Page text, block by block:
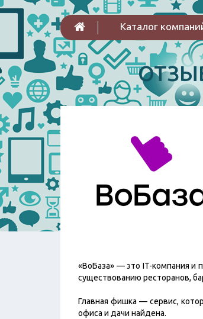
Каталог
«ВоБаза» — это IT-компания и
существованию ресторанов,
Главная фишка — сервис,
офиса и дачи найдена.